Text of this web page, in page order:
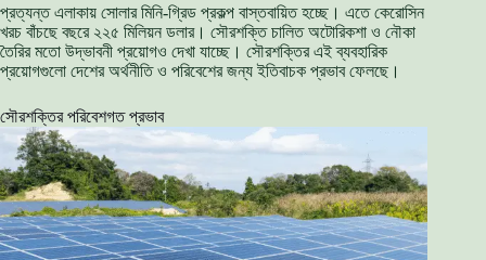
প্রত্যন্ত এলাকায় সোলার মিনি-গ্রিড প্রকল্প বাস্তবায়িত হচ্ছে। এতে কেরোসিন
খরচ বাঁচছে বছরে ২২৫ মিলিয়ন ডলার। সৌরশক্তি চালিত অটোরিকশা ও নৌকা
তৈরির মতো উদ্ভাবনী প্রয়োগও দেখা যাচ্ছে। সৌরশক্তির এই ব্যবহারিক
প্রয়োগগুলো দেশের অর্থনীতি ও পরিবেশের জন্য ইতিবাচক প্রভাব ফেলছে।
সৌরশক্তির পরিবেশগত প্রভাব